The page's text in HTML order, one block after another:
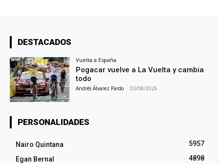
DESTACADOS
Vuelta a España
Pogacar vuelve a La Vuelta y cambia
todo
Andrés Álvarez Pardo - 03/08/2026
PERSONALIDADES
Nairo Quintana
5957
Egan Bernal
4898